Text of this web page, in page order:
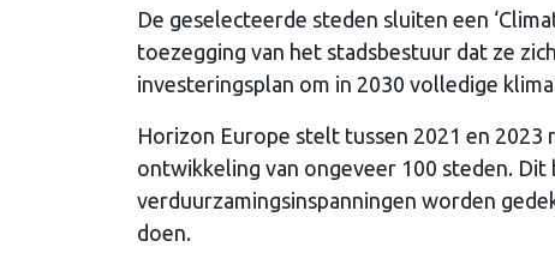
De geselecteerde steden sluiten een
toezegging van het stadsbestuur dat ze
investeringsplan om in 2030 volledige
Horizon Europe stelt tussen 2021 en
ontwikkeling van ongeveer 100 steden.
verduurzamingsinspanningen worden
doen.